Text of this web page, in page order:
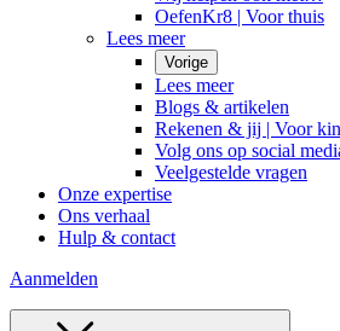
OefenKr8 | Voor thuis
Lees meer
Vorige
Lees meer
Blogs & artikelen
Rekenen & jij | Voor
Volg ons op social
Veelgestelde vragen
Onze expertise
Ons verhaal
Hulp & contact
Aanmelden